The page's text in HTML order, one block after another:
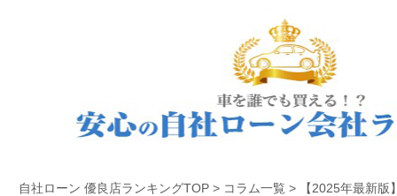
自社ローン 優良店ランキングTOP> コラム一覧 > 【2025年最新